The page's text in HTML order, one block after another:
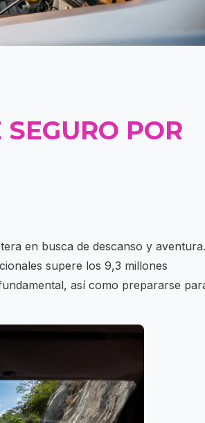
POR
en busca de descanso y aventura.
supere los 9,3 millones
así como prepararse